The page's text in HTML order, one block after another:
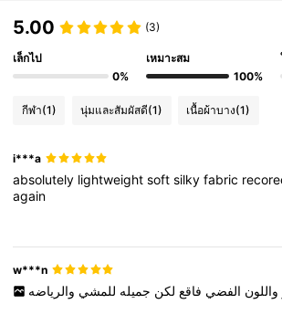
5.00 (3)
เล็กไป
0%
เหมาะสม
100%
กีฬา(1) นุ่มและสัมผัสดี(1) เนื้อผ้าบาง(1)
i***a
absolutely lightweightsoftsilkyfabric
again
w***n
واللون الفضي فاقع لكن جميله للمشي والرياضه